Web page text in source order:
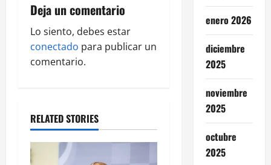
i
g
a
i
o
Deja un comentario
Lo siento, debes estar
conectado para publicar un
comentario.
RELATED STORIES
enero 2026
diciembre
2025
noviembre
2025
octubre
2025